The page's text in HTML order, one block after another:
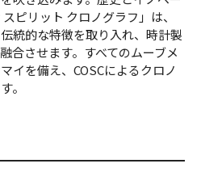
ピリット クロノグラフ」は、
統的な特徴を取り入れ、時計製
合させます。すべてのムーブメ
イを備え、COSCによるクロノ
。